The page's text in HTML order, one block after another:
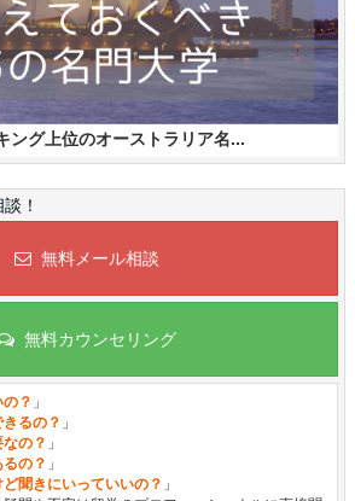
ング上位のオーストラリア名...
！
無料メール相談
無料カウンセリング
？ 」
るの？ 」
の？ 」
の？ 」
聞きにいっていいの？ 」